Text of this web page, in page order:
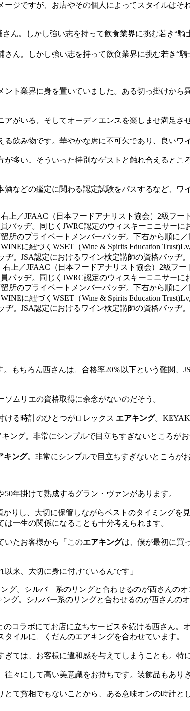
ジですが、お店やその個人によってスタイルは
ん。しかし強い志を持って飲食業界に挑む若き“
ント業界に身を置いていました。ある切っ掛けか
アがいる。そしてオーディエンスを楽しませ満足
飲み物です。華やかな席に不可欠であり、良いワ
多い。そういった特別なゲストと触れ合えると
などの鑑定に関わる認定試験をパスするなど、ワ
上／JFAAC（日本フードアナリスト協会）2級フ
バッヂ。同じくJWRC認定のウィスキーコニサー
所のプライベートメンバーバッヂ。下右から順に
に紐づくWSET（Wine & Spirits Education
ヂ。JSA認定におけるワイン検定講師の資格バッヂ。
もちろん西さんは、合格率20％以下という難関
ムリエの資格取得に余念がないのだそう。
ける時計のひとつがロレックス エアキング。
キング。非常にシンプルで目立ちすぎないところが
年掛けて熟成するグラン・ヴァンがあります。
りし、大切に保管しながらベストのタイミングを
一生の関係になることも十分考えられます。
いたお客様から『このエアキングは、僕が最初に買
来、大切に身に付けているんです」
グ。シルバー系のリングと合わせるのが西さんのオ
コラボにてお店に立ちサービスを続ける西さん
イルに、くだんのエアキングを合わせています。
ては、お客様に違和感を与えてしまうことも。特
々にして高い美意識をお持ちです。装飾品もあり
て貧相でもないことから、ある意味オンの時計と